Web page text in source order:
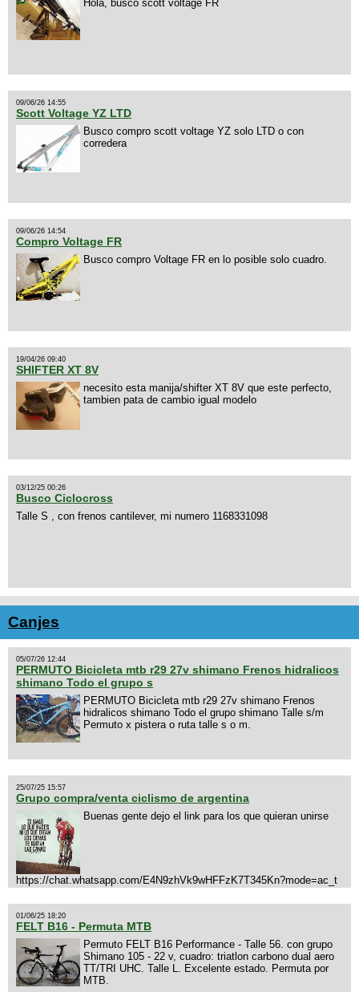
Hola, busco scott voltage FR
09/06/26 14:55
Scott Voltage YZ LTD
Busco compro scott voltage YZ solo LTD o con
corredera
09/06/26 14:54
Compro Voltage FR
Busco compro Voltage FR en lo posible solo cuadro.
19/04/26 09:40
SHIFTER XT 8V
necesito esta manija/shifter XT 8V que este perfecto,
tambien pata de cambio igual modelo
03/12/25 00:26
Busco Ciclocross
Talle S , con frenos cantilever, mi numero 1168331098
Canjes
05/07/26 12:44
PERMUTO Bicicleta mtb r29 27v shimano Frenos hidralicos
shimano Todo el grupo s
PERMUTO Bicicleta mtb r29 27v shimano Frenos
hidralicos shimano Todo el grupo shimano Talle s/m
Permuto x pistera o ruta talle s o m.
25/07/25 15:57
Grupo compra/venta ciclismo de argentina
Buenas gente dejo el link para los que quieran unirse
https://chat.whatsapp.com/E4N9zhVk9wHFFzK7T345Kn?mode=ac_t
01/06/25 18:20
FELT B16 - Permuta MTB
Permuto FELT B16 Performance - Talle 56. con grupo
Shimano 105 - 22 v, cuadro: triatlon carbono dual aero
TT/TRI UHC. Talle L. Excelente estado. Permuta por
MTB.